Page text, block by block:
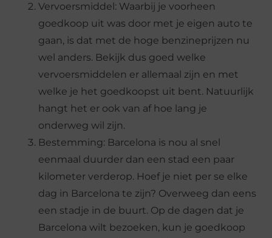
Vervoersmiddel: Waarbij je voorheen
goedkoop uit was door met je eigen auto te
gaan, is dat met de hoge benzineprijzen nu
wel anders. Bekijk dus goed welke
vervoersmiddelen er allemaal zijn en met
welke je het goedkoopst uit bent. Natuurlijk
hangt het er ook van af hoe lang je
onderweg wil zijn.
Bestemming: Barcelona is nou al snel
eenmaal duurder dan een stad een paar
kilometer verderop. Hoef je niet per se elke
dag in Barcelona te zijn? Overweeg dan eens
een stadje in de buurt. Op de dagen dat je
Barcelona wilt bezoeken, kun je goedkoop